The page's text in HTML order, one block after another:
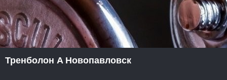
Тренболон A Новопавловск